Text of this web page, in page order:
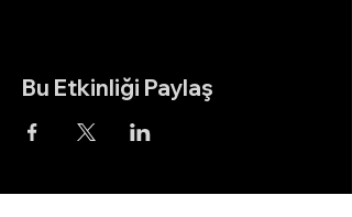
Bu Etkinliği Paylaş